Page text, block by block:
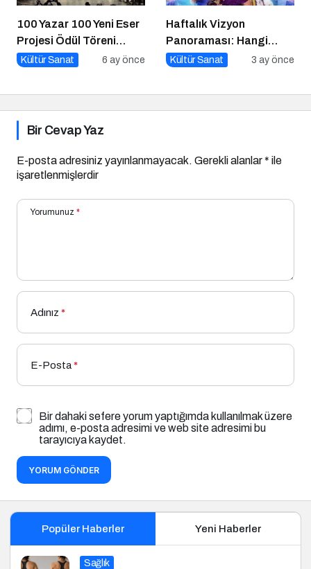
100 Yazar 100 Yeni Eser
Projesi Ödül Töreni
Gerçekleşti
Kültür Sanat 6 ay önce
Haftalık Vizyon
Panoraması: Hangi
Filmi İzlemeli?
Kültür Sanat 3 ay önce
Bir Cevap Yaz
E-posta adresiniz yayınlanmayacak. Gerekli alanlar* ile
işaretlenmişlerdir
Yorumunuz *
Adınız *
E-Posta*
Bir dahaki sefere yorum yaptığımda kullanılmak üzere
adımı, e-posta adresimi ve web site adresimi bu
tarayıcıya kaydet.
YORUM GÖNDER
Popüler Haberler Yeni Haberler
Sağlık